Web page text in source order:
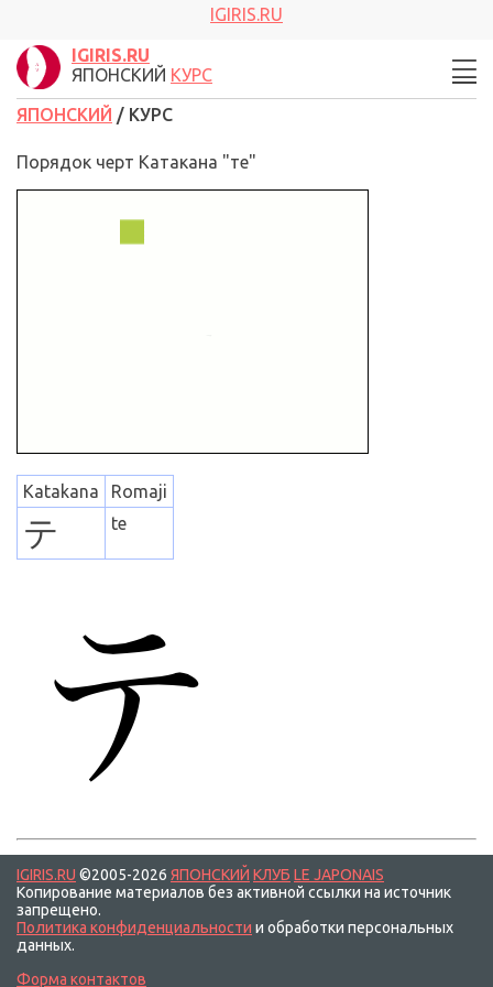
IGIRIS.RU
IGIRIS.RU
ЯПОНСКИЙ КУРС
ЯПОНСКИЙ / КУРС
Порядок черт Катакана "те"
Katakana Romaji
テ te
IGIRIS.RU ©2005-2026 ЯПОНСКИЙ КЛУБ LE JAPONAIS
Копирование материалов без активной ссылки на источник
запрещено.
Политика конфиденциальности и обработки персональных
данных.
Форма контактов